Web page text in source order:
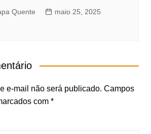
Quente
maio 25, 2025
e-mail não será publicado. Campos
com *